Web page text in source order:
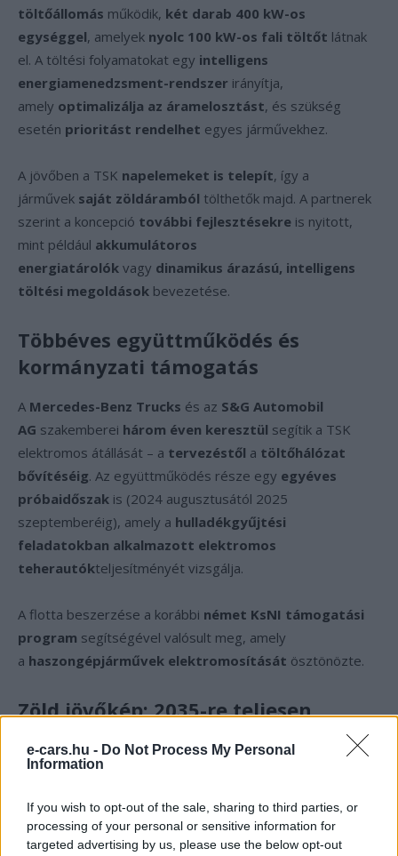
e-cars.hu - Do Not Process My Personal
Information
If you wish to opt-out of the sale, sharing to third parties, or
processing of your personal or sensitive information for
targeted advertising by us, please use the below opt-out
töltőállomás működik, két darab 400 kW-os
egységgel, amelyek nyolc 100 kW-os fali töltőt látnak
el. A töltési folyamatokat egy intelligens
energiamenedzsment-rendszer irányítja,
amely optimalizálja az áramelosztást, és szükség
esetén prioritást rendelhet egyes járművekhez.
A jövőben a TSK napelemeket is telepít, így a
járművek saját zöldáramból tölthetők majd. A partnerek
szerint a koncepció további fejlesztésekre is nyitott,
mint például akkumulátoros
energiatárolók vagy dinamikus árazású, intelligens
töltési megoldások bevezetése.
Többéves együttműködés és
kormányzati támogatás
A Mercedes-Benz Trucks és az S&G Automobil
AG szakemberei három éven keresztül segítik a TSK
elektromos átállását – a tervezéstől a töltőhálózat
bővítéséig. Az együttműködés része egy egyéves
próbaidőszak is (2024 augusztusától 2025
szeptemberéig), amely a hulladékgyűjtési
feladatokban alkalmazott elektromos
teherautókteljesítményét vizsgálja.
A flotta beszerzése a korábbi német KsNI támogatási
program segítségével valósult meg, amely
a haszongépjárművek elektromosítását ösztönözte.
Zöld jövőkép: 2035-re teljesen
lépést:
novemberben újabb tizenegy eEconic
járműre
adtak le rendelést. A hosszú távú cél, hogy2035-re a
város teljes közszolgálati járműparkja– az